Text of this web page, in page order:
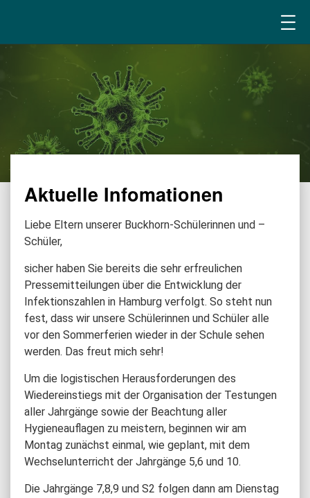
Aktuelle Infomationen
Liebe Eltern unserer Buckhorn-Schülerinnen und –
Schüler,
sicher haben Sie bereits die sehr erfreulichen
Pressemitteilungen über die Entwicklung der
Infektionszahlen in Hamburg verfolgt. So steht nun
fest, dass wir unsere Schülerinnen und Schüler alle
vor den Sommerferien wieder in der Schule sehen
werden. Das freut mich sehr!
Um die logistischen Herausforderungen des
Wiedereinstiegs mit der Organisation der Testungen
aller Jahrgänge sowie der Beachtung aller
Hygieneauflagen zu meistern, beginnen wir am
Montag zunächst einmal, wie geplant, mit dem
Wechselunterricht der Jahrgänge 5,6 und 10.
Die Jahrgänge 7,8,9 und S2 folgen dann am Dienstag